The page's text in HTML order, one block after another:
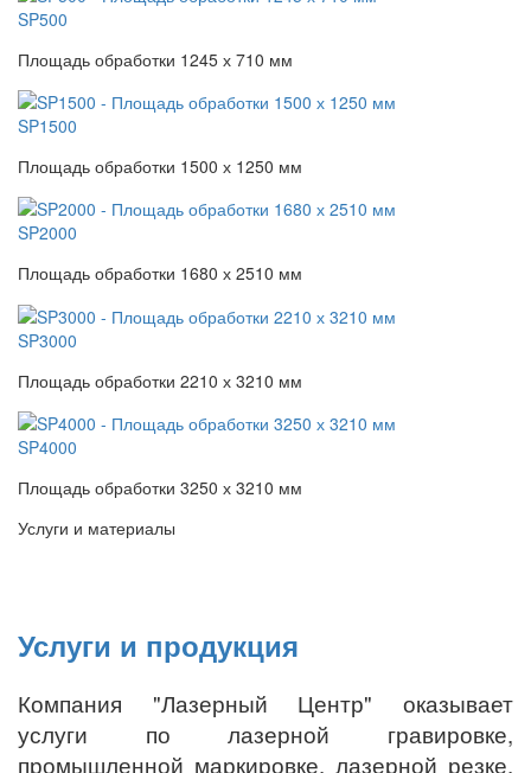
SP500
Площадь обработки 1245 х 710 мм
SP1500
Площадь обработки 1500 х 1250 мм
SP2000
Площадь обработки 1680 х 2510 мм
SP3000
Площадь обработки 2210 х 3210 мм
SP4000
Площадь обработки 3250 х 3210 мм
Услуги и материалы
Услуги и продукция
Компания "Лазерный Центр" оказывает
услуги по лазерной гравировке,
промышленной маркировке, лазерной резке,